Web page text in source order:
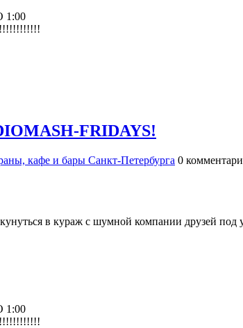
FRIDAYS!
кафе и бары Санкт-Петербурга 0
в кураж с шумной компании друзей